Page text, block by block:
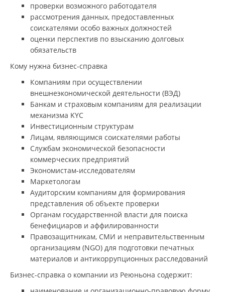
проверки возможного работодателя
рассмотрения данных, предоставленных
соискателями особо важных должностей
оценки перспектив по взысканию долговых
обязательств
Кому нужна бизнес-справка
Компаниям при осуществлении
внешнеэкономической деятельности (ВЭД)
Банкам и страховым компаниям для реализации
механизма KYC
Инвестиционным структурам
Лицам, являющимся соискателями работы
Службам экономической безопасности
коммерческих предприятий
Экономистам-исследователям
Маркетологам
Аудиторским компаниям для формирования
представления об объекте проверки
Органам государственной власти для поиска
бенефициаров и аффилированности
Правозащитникам, СМИ и неправительственным
организациям (NGO) для подготовки печатных
материалов и антикоррупционных расследований
Бизнес-справка о компании из Реюньона содержит: